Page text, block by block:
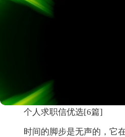
个人求职信优选[6篇]
时间的脚步是无声的，它